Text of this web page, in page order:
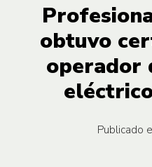
obtuvo
operador
Publicado